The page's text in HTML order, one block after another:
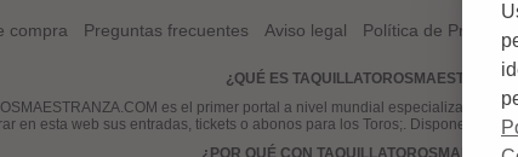
compra Preguntas frecuentes Aviso legal Política de Privacidad
¿QUÉ ES
es el primer portal a nivel mundial especializado en
en esta web sus entradas, tickets o abonos para los Toros;. Disponemos
¿POR QUÉ CON